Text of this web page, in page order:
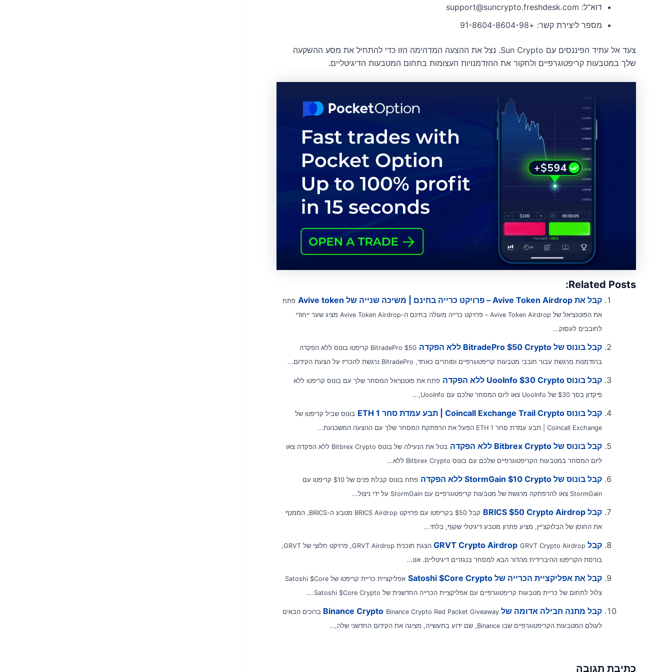
דוא"ל: support@suncrypto.freshdesk.com
מספר ליצירת קשר: +91-8604-8604-98
צעד אל עתיד הפיננסים עם Sun Crypto. נצל את ההצעה המדהימה הזו כדי להתחיל את מסע ההשקעה
שלך במטבעות קריפטוגרפיים ולחקור את ההזדמנויות העצומות בתחום המטבעות הדיגיטליים.
Related Posts:
קבל את Avive Token Airdrop – פרויקט כרייה בחינם | משיכה שנייה של Avive token
פתח
את הפוטנציאל של Avive Token Airdrop – פרויקט כרייה מעולה בחינם ה-Avive Token Airdrop מציג שער ייחודי
לחובבים לעסוק...
קבל בונוס של BitradePro $50 Crypto ללא הפקדה
BitradePro $50 קריפטו בונוס ללא הפקדה
בהזדמנות מרגשת עבור חובבי מטבעות קריפטוגרפיים וסוחרים כאחד, BitradePro נרגשת להכריז על הצעת הקידום...
קבל בונוס UooInfo $30 Crypto ללא הפקדה
פתח את פוטנציאל המסחר שלך עם בונוס קריפטו ללא
פיקדון בסך $30 של UooInfo צאו ליום המסחר שלכם עם UooInfo,...
קבל בונוס Coincall Exchange Trail Crypto | תבע עמדת סחר ETH 1
בונוס שביל קריפטו של
Coincall Exchange | תבע עמדת סחר ETH 1 הפעל את הרפתקת המסחר שלך עם ההצעה המשכנעת...
קבל בונוס של Bitbrex Crypto ללא הפקדה
בטל את הנעילה של בונוס Bitbrex Crypto ללא הפקדה צאו
ליום המסחר במטבעות הקריפטוגרפיים שלכם עם בונוס Bitbrex Crypto ללא...
קבל בונוס של StormGain $10 Crypto ללא הפקדה
פתח בונוס קבלת פנים של $10 קריפטו עם
StormGain צאו להרפתקה מרגשת של מטבעות קריפטוגרפיים עם StormGain על ידי ניצול...
קבל BRICS $50 Crypto Airdrop
קבל $50 בקריפטו עם פרויקט BRICS Airdrop מטבע ה-BRICS, הממנף
את החוסן של הבלוקצ'יין, מציע פתרון מטבע דיגיטלי שקוף, בלתי...
קבל GRVT Crypto Airdrop
GRVT Crypto Airdrop הצגת תוכנית GRVT Airdrop, פרויקט חלוצי של GRVT,
בורסת הקריפטו ההיברידית מהדור הבא למסחר בנגזרים דיגיטליים. אנו...
קבל את אפליקציית הכרייה של Satoshi $Core Crypto
אפליקציית כריית קריפטו של Satoshi $Core
צלול לתחום של כריית מטבעות קריפטוגרפיים עם אפליקציית הכרייה החדשנית של Satoshi $Core Crypto....
קבל מתנה חבילה אדומה של Binance Crypto
Binance Crypto Red Packet Giveaway ברוכים הבאים
לעולם המטבעות הקריפטוגרפיים שבו Binance, שם ידוע בתעשייה, מציגה את הקידום החדשני שלה,...
כתיבת תגובה